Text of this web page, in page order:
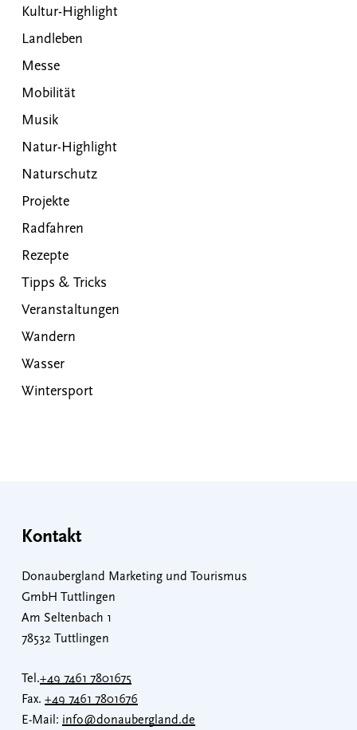
Kultur-Highlight
Landleben
Messe
Mobilität
Musik
Natur-Highlight
Naturschutz
Projekte
Radfahren
Rezepte
Tipps & Tricks
Veranstaltungen
Wandern
Wasser
Wintersport
Kontakt
Donaubergland Marketing und Tourismus
GmbH Tuttlingen
Am Seltenbach 1
78532 Tuttlingen
Tel.+49 7461 7801675
Fax. +49 7461 7801676
E-Mail: info@donaubergland.de